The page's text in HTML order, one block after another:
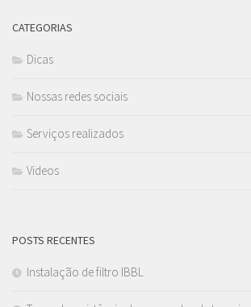
CATEGORIAS
Dicas
Nossas redes sociais
Serviços realizados
Videos
POSTS RECENTES
Instalação de filtro IBBL